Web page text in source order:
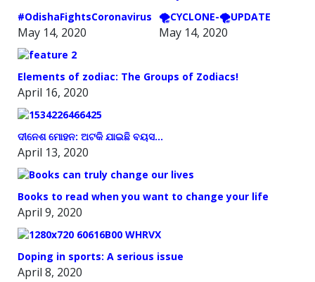
#OdishaFightsCoronavirus
May 14, 2020
🌪️CYCLONE-🌪️UPDATE
May 14, 2020
Elements of zodiac: The Groups of Zodiacs!
April 16, 2020
ଦୀନେଶ ମୋହନ: ଅଟକି ଯାଇଛି ବୟସ…
April 13, 2020
Books to read when you want to change your life
April 9, 2020
Doping in sports: A serious issue
April 8, 2020